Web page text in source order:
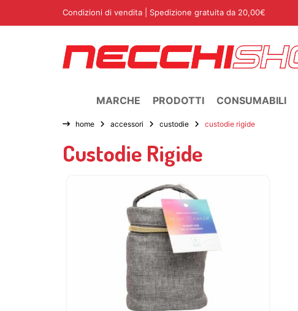
Condizioni di vendita | Spedizione gratuita da 20,00€
MARCHE PRODOTTI CONSUMABILI
home accessori custodie custodie rigide
Custodie Rigide